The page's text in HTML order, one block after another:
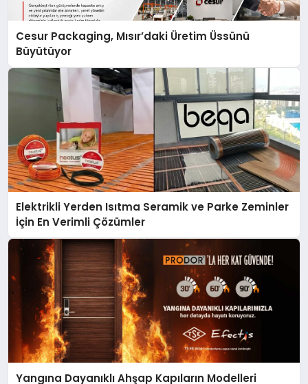
Cesur Packaging, Mısır’daki Üretim Üssünü
Büyütüyor
Elektrikli Yerden Isıtma Seramik ve Parke Zeminler
İçin En Verimli Çözümler
Yangına Dayanıklı Ahşap Kapıların Modelleri